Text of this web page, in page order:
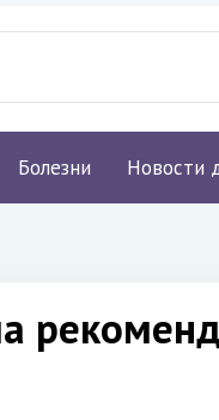
Болезни Новости